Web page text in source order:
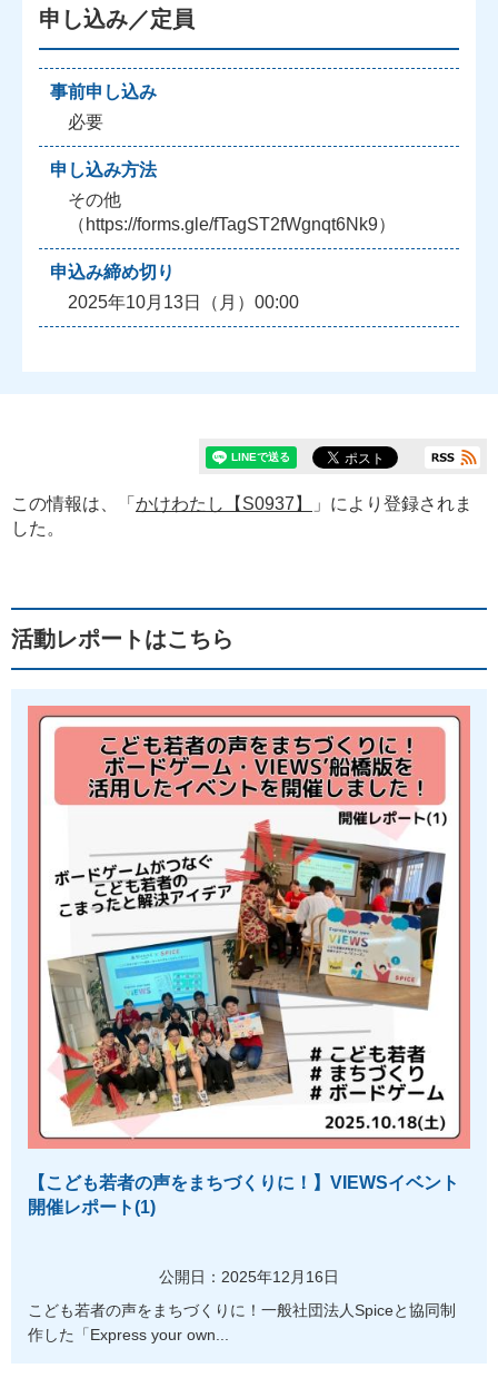
申し込み／定員
事前申し込み
必要
申し込み方法
その他
（https://forms.gle/fTagST2fWgnqt6Nk9）
申込み締め切り
2025年10月13日（月）00:00
この情報は、「 かけわたし【S0937】
」により登録されま
した。
活動レポートはこちら
【こども若者の声をまちづくりに！】VIEWSイベント
開催レポート(1)
公開日：2025年12月16日
こども若者の声をまちづくりに！一般社団法人Spiceと協同制
作した「Express your own...